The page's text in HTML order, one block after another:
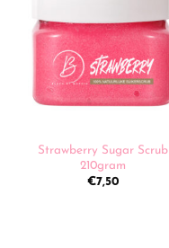
Strawberry Sugar Scrub
210gram
€7,50